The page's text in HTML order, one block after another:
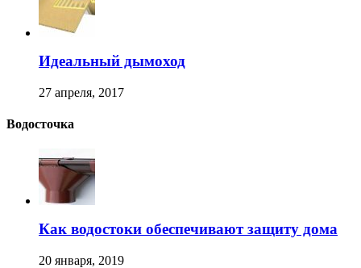
Идеальный дымоход
27 апреля, 2017
Водосточка
Как водостоки обеспечивают защиту дома
20 января, 2019